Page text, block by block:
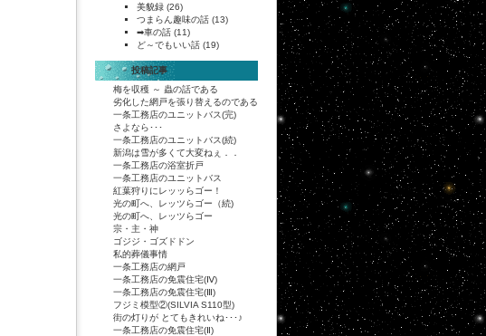
美貌録 (26)
つまらん趣味の話 (13)
➡車の話 (11)
ど～でもいい話 (19)
投稿記事
梅を収穫 ～ 蟲の話である
劣化した網戸を張り替えるのである
一条工務店のユニットバス(完)
さよなら･･･
一条工務店のユニットバス(続)
新潟は雪が多くて大変ねぇ．．
一条工務店の浴室折戸
一条工務店のユニットバス
紅葉狩りにレッッらゴー！
光の町へ、レッツらゴー（続)
光の町へ、レッツらゴー
宗・主・神
ゴジジ・ゴズドドン
私的葬儀事情
一条工務店の網戸
一条工務店の免震住宅(Ⅳ)
一条工務店の免震住宅(Ⅲ)
フジミ模型②(SILVIA S110型)
街の灯りが とてもきれいね･･･♪
一条工務店の免震住宅(Ⅱ)